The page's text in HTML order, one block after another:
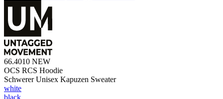
66.4010 NEW
OCS RCS Hoodie
Schwerer Unisex Kapuzen Sweater
white